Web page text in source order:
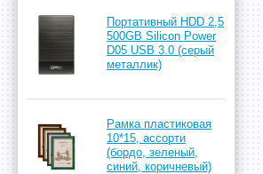
Портативный HDD 2,5
500GB Silicon Power
D05 USB 3.0 (cерый
металлик)
Рамка пластиковая
10*15, ассорти
(бордо, зеленый,
синий, коричневый)